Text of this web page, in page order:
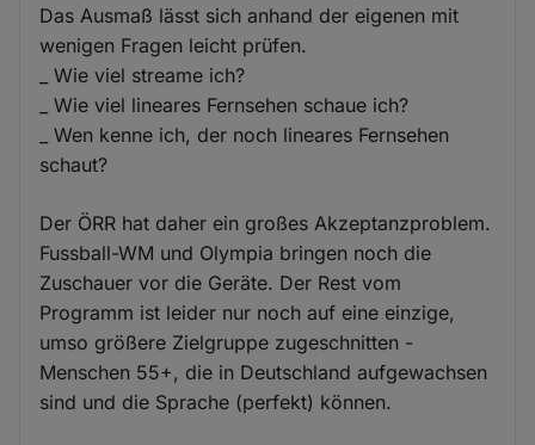
Das Ausmaß lässt sich anhand der eigenen mit
wenigen Fragen leicht prüfen.
_ Wie viel streame ich?
_ Wie viel lineares Fernsehen schaue ich?
_ Wen kenne ich, der noch lineares Fernsehen
schaut?
Der ÖRR hat daher ein großes Akzeptanzproblem.
Fussball-WM und Olympia bringen noch die
Zuschauer vor die Geräte. Der Rest vom
Programm ist leider nur noch auf eine einzige,
umso größere Zielgruppe zugeschnitten -
Menschen 55+, die in Deutschland aufgewachsen
sind und die Sprache (perfekt) können.